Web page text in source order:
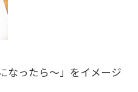
なったら〜」をイメージ